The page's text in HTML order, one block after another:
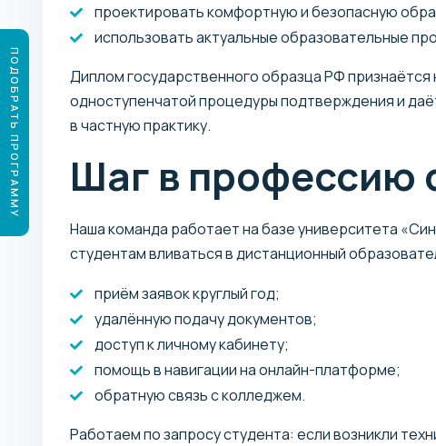
проектировать комфортную и безопасную
использовать актуальные образовательные
Диплом государственного образца РФ признаётся
одноступенчатой процедуры подтверждения и
в частную практику.
Шаг в профессию
Наша команда работает на базе университета
студентам вливаться в дистанционный
приём заявок круглый год;
удалённую подачу документов;
доступ к личному кабинету;
помощь в навигации на онлайн-платформе;
обратную связь с колледжем.
Работаем по запросу студента: если возникли
ПОДОБРАТЬ ПРОГРАММУ